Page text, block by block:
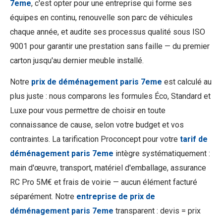
7eme, c'est opter pour une entreprise qui forme ses
équipes en continu, renouvelle son parc de véhicules
chaque année, et audite ses processus qualité sous ISO
9001 pour garantir une prestation sans faille — du premier
carton jusqu'au dernier meuble installé.
Notre prix de déménagement paris 7eme est calculé au
plus juste : nous comparons les formules Éco, Standard et
Luxe pour vous permettre de choisir en toute
connaissance de cause, selon votre budget et vos
contraintes. La tarification Proconcept pour votre tarif de
déménagement paris 7eme intègre systématiquement :
main d'œuvre, transport, matériel d'emballage, assurance
RC Pro 5M€ et frais de voirie — aucun élément facturé
séparément. Notre entreprise de prix de
déménagement paris 7eme transparent : devis = prix